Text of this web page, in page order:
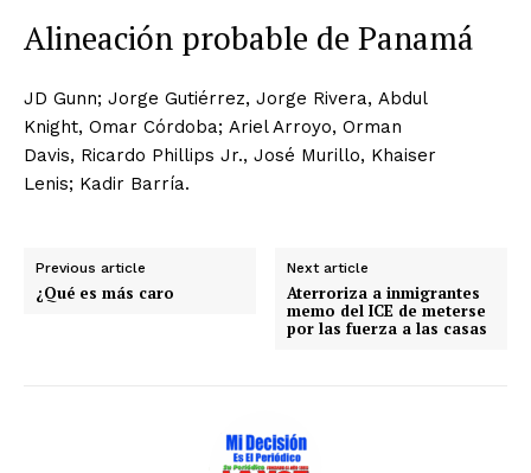
Alineación probable de Panamá
JD Gunn; Jorge Gutiérrez, Jorge Rivera, Abdul
Knight, Omar Córdoba; Ariel Arroyo, Orman
Davis, Ricardo Phillips Jr., José Murillo, Khaiser
Lenis; Kadir Barría.
Previous article
¿Qué es más caro
Next article
Aterroriza a inmigrantes
memo del ICE de meterse
por las fuerza a las casas